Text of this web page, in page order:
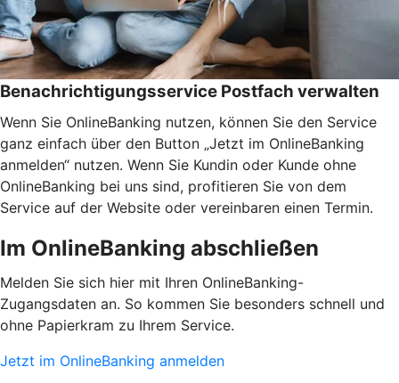
Benachrichtigungsservice Postfach verwalten
Wenn Sie OnlineBanking nutzen, können Sie den Service
ganz einfach über den Button „Jetzt im OnlineBanking
anmelden“ nutzen. Wenn Sie Kundin oder Kunde ohne
OnlineBanking bei uns sind, profitieren Sie von dem
Service auf der Website oder vereinbaren einen Termin.
Im OnlineBanking abschließen
Melden Sie sich hier mit Ihren OnlineBanking-
Zugangsdaten an. So kommen Sie besonders schnell und
ohne Papierkram zu Ihrem Service.
Jetzt im OnlineBanking anmelden